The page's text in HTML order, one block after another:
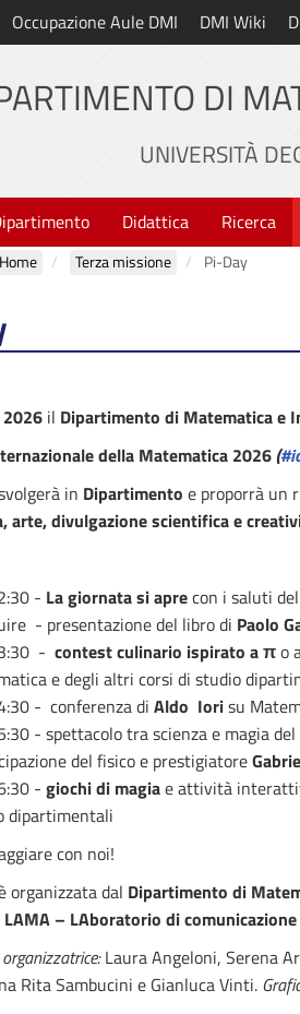
Occupazione Aule DMI DMI Wiki
DI
UNIVERSITÀ
Didattica Ricerca
Home Terza missione Pi-Day
il Dipartimento di Matematica e
della Matematica 2026(
in Dipartimento e proporrà un
arte, divulgazione scientifica e
- La giornata si aprecon i saluti
- presentazione del libro di Paolo
- contest culinario ispirato a πo
e degli altri corsi di studio
- conferenza di Aldo Iorisu
- spettacolo tra scienza e magia
del fisico e prestigiatore
- giochi di magiae attività
dipartimentali
con noi!
organizzata dal Dipartimento di
LAMA – LAboratorio di
Laura Angeloni, Serena
Rita Sambucini e Gianluca Vinti.